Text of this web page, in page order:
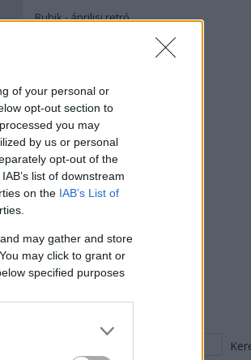
of your personal or
opt-out section to
you may
by us or personal
opt-out of the
list of downstream
on the IAB’s List of
may gather and store
may click to grant or
specified purposes
Rubik - áprilisi retró
Rubik - Megvan a teljes OLL!
Rubik - TurbOLL tanulós nap
Rubik - Az OLL felé félúton
(nagyjából)
Rubik - Peches mázli
Rubik - megvan a teljes PLL!
Keresés